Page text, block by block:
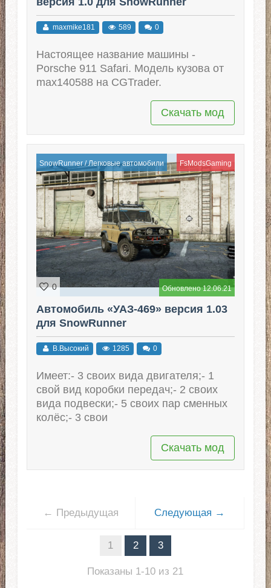
maxmike181 589 0
Настоящее название машины -
Porsche 911 Safari. Модель кузова от
max140588 на CGTrader.
Скачать мод
SnowRunner/Легковые автомобили FsModsGaming
Обновлено 12.06.21
0
Автомобиль «УАЗ-469» версия 1.03
для SnowRunner
В.Высокий 1285 0
Имеет:- 3 своих вида двигателя;- 1
свой вид коробки передач;- 2 своих
вида подвески;- 5 своих пар сменных
колёс;- 3 свои
Скачать мод
← Предыдущая Следующая →
1 2 3
Показаны 1-10 из 21